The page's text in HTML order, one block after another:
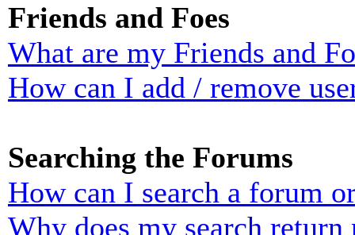
Friends and Foes
What are my Friends and
How can I add / remove
Searching the Forums
How can I search a forum
Why does my search return